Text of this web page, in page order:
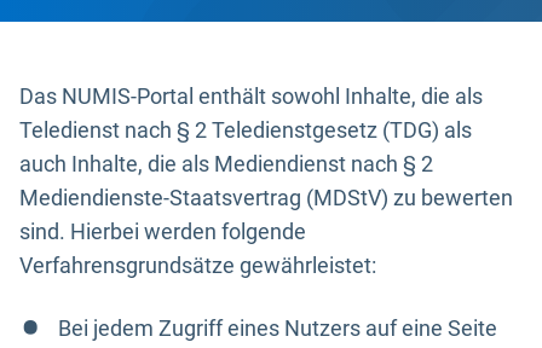
Das NUMIS-Portal enthält sowohl Inhalte, die als
Teledienst nach § 2 Teledienstgesetz (TDG) als
auch Inhalte, die als Mediendienst nach § 2
Mediendienste-Staatsvertrag (MDStV) zu bewerten
sind. Hierbei werden folgende
Verfahrensgrundsätze gewährleistet:
Bei jedem Zugriff eines Nutzers auf eine Seite